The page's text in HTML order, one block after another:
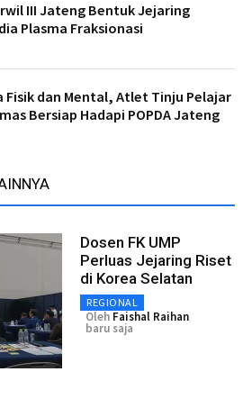
III Jateng Bentuk Jejaring
Plasma Fraksionasi
Fisik dan Mental, Atlet Tinju Pelajar
Bersiap Hadapi POPDA Jateng
Dosen FK UMP
Perluas Jejaring Riset
di Korea Selatan
REGIONAL
Oleh Faishal Raihan
baru saja